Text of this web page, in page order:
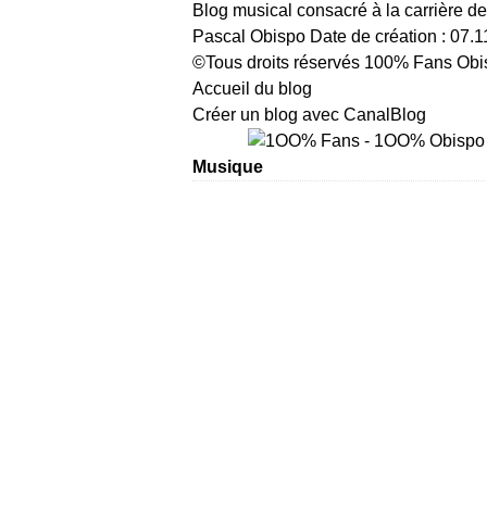
Blog musical consacré à la carrière de
Pascal Obispo Date de création :
©Tous droits réservés 100% Fans
Accueil du blog
Créer un blog avec CanalBlog
Musique